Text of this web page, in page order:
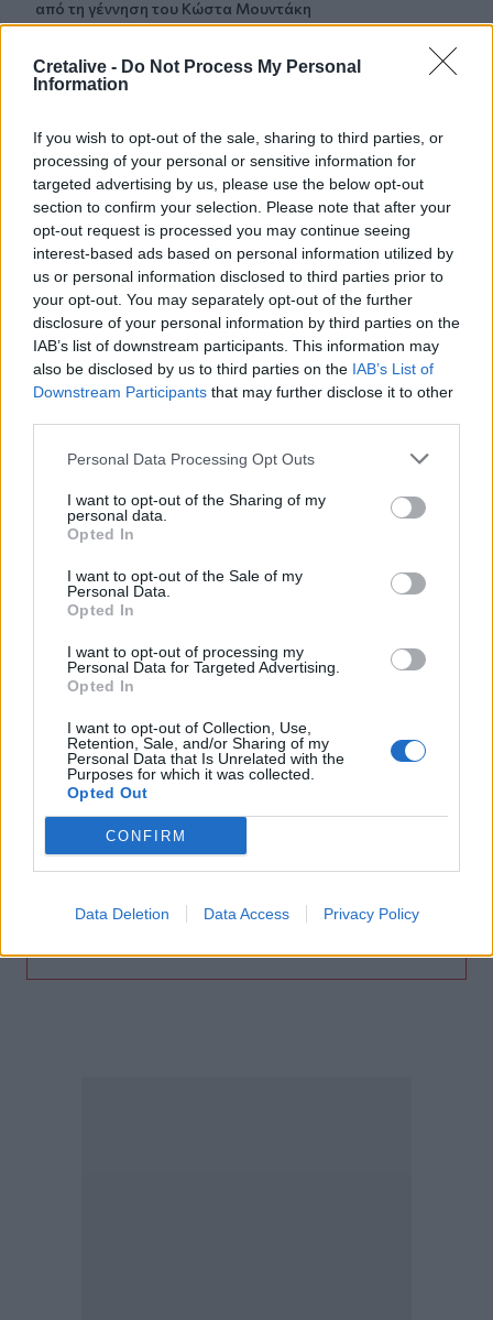
Cretalive - Do Not Process My Personal
Information
If you wish to opt-out of the sale, sharing to third parties, or
processing of your personal or sensitive information for
targeted advertising by us, please use the below opt-out
section to confirm your selection. Please note that after your
opt-out request is processed you may continue seeing
interest-based ads based on personal information utilized by
us or personal information disclosed to third parties prior to
your opt-out. You may separately opt-out of the further
disclosure of your personal information by third parties on the
IAB’s list of downstream participants. This information may
also be disclosed by us to third parties on the IAB’s List of
Downstream Participants that may further disclose it to other
Personal Data Processing Opt Outs
I want to opt-out of the Sharing of my
personal data.
Opted In
I want to opt-out of the Sale of my
Personal Data.
Opted In
I want to opt-out of processing my
Personal Data for Targeted Advertising.
Opted In
I want to opt-out of Collection, Use,
Retention, Sale, and/or Sharing of my
Personal Data that Is Unrelated with the
Purposes for which it was collected.
Opted Out
CONFIRM
Data Deletion Data Access Privacy Policy
από τη γέννηση του Κώστα Μουντάκη
18:04
Νεκρή μεγαλόσωμη αρκούδα στην Καστοριά, πιθανόν
17:59
Το μαρτύριο της σταγόνας στην Φορτέτσα: Τρεις μέρες
χωρίς νερό!
17:51
Πεζοπορία από τη Μίλατο έως την παραλία των Ανωγείων
17:45
Σκέψεις για απευθείας αεροπορική σύνδεση του
Ηρακλείου με την Ινδία!
Ο νεότερος κάτοχος διαρκείας του ΟΦΗ είναι... 2 μηνών!
Χάντερ Μπάιντεν: Αποκάλυψε ότι ο καρκίνος του πατέρα
του, Τζο Μπάιντεν, έχει κάνει μεταστάσεις στα οστά
16:56
Καύσωνας και ξηρασία "χτυπούν" την αγροτική παραγωγή
και στην Κρήτη
16:39
Επίδομα 150 ευρώ ανά παιδί: Ποιοι θα πληρωθούν τέλη
στα Αυγούστου – Όλες οι προϋποθέσεις
Φωτιά στη Βοιωτία: Η δραματική επιχείρηση διάσωσης
πολιτών μέσω θαλάσσης από την Πυροσβεστική